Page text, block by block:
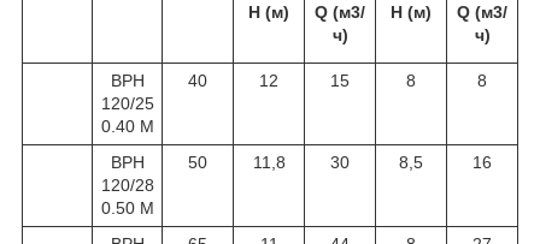
Н (м)
Q (м3/
ч)
Н (м)
Q (м3/
ч)
BPH
120/25
0.40 M
40 12 15 8 8
BPH
120/28
0.50 М
50 11,8 30 8,5 16